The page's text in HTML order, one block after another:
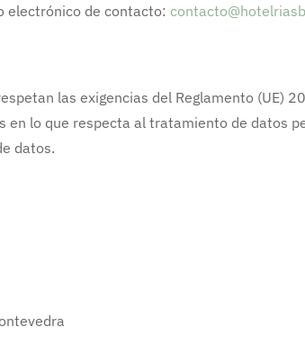
electrónico de contacto:
las exigencias del Reglamento
en lo que respecta al tratamiento de datos
datos.